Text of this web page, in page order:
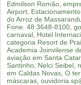
Edmilson Romão,
Airport,
do Arroz de
Fone: 48 3648-8100,
carnaval, Hotel
categoria Resort de
Academia Joinvilense
aviação em Santa
Santinho, Nelci Seibel,
em Caldas Novas, O
máscaras,